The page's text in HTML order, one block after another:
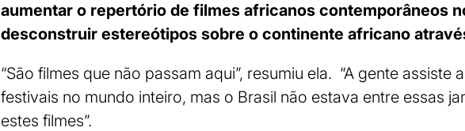
aumentar o repertório de filmes africanos contemporâneos
desconstruir estereótipos sobre o continente africano
“São filmes que não passam aqui”, resumiu ela. “A gente assiste
festivais no mundo inteiro, mas o Brasil não estava entre essas
estes filmes”.